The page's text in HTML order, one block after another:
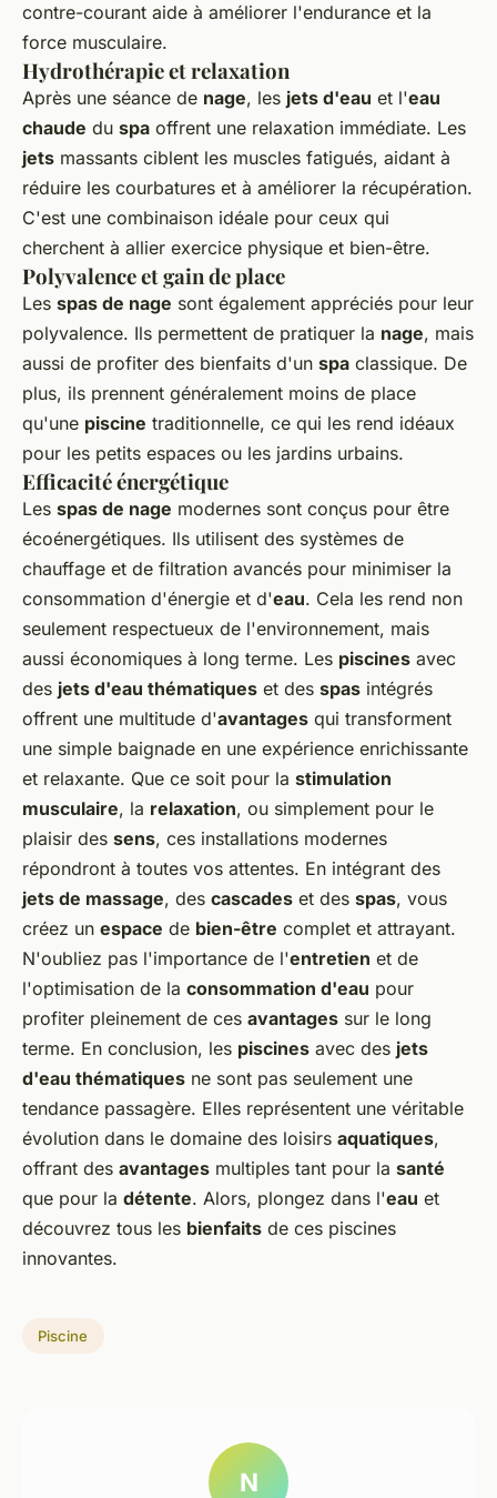
contre-courant aide à améliorer l'endurance et la
force musculaire.
Hydrothérapie et relaxation
Après une séance de nage, les jets d'eau et l'eau
chaude du spa offrent une relaxation immédiate. Les
jets massants ciblent les muscles fatigués, aidant à
réduire les courbatures et à améliorer la récupération.
C'est une combinaison idéale pour ceux qui
cherchent à allier exercice physique et bien-être.
Polyvalence et gain de place
Les spas de nage sont également appréciés pour leur
polyvalence. Ils permettent de pratiquer la nage, mais
aussi de profiter des bienfaits d'un spa classique. De
plus, ils prennent généralement moins de place
qu'une piscine traditionnelle, ce qui les rend idéaux
pour les petits espaces ou les jardins urbains.
Efficacité énergétique
Les spas de nage modernes sont conçus pour être
écoénergétiques. Ils utilisent des systèmes de
chauffage et de filtration avancés pour minimiser la
consommation d'énergie et d'eau. Cela les rend non
seulement respectueux de l'environnement, mais
aussi économiques à long terme. Les piscines avec
des jets d'eau thématiques et des spas intégrés
offrent une multitude d'avantages qui transforment
une simple baignade en une expérience enrichissante
et relaxante. Que ce soit pour la stimulation
musculaire, la relaxation, ou simplement pour le
plaisir des sens, ces installations modernes
répondront à toutes vos attentes. En intégrant des
jets de massage, des cascades et des spas, vous
créez un espace de bien-être complet et attrayant.
N'oubliez pas l'importance de l'entretien et de
l'optimisation de la consommation d'eau pour
profiter pleinement de ces avantages sur le long
terme. En conclusion, les piscines avec des jets
d'eau thématiques ne sont pas seulement une
tendance passagère. Elles représentent une véritable
évolution dans le domaine des loisirs aquatiques,
offrant des avantages multiples tant pour la santé
que pour la détente. Alors, plongez dans l'eau et
découvrez tous les bienfaits de ces piscines
innovantes.
Piscine
N